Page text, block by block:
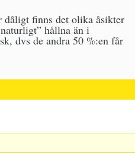
dåligt finns det olika åsikter
hållna än i
dvs de andra 50 %:en får